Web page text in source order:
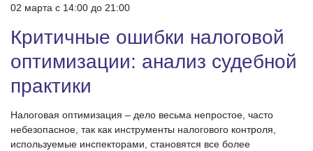
02 марта c 14:00 до 21:00
Критичные ошибки налоговой
оптимизации: анализ судебной
практики
Налоговая оптимизация – дело весьма непростое, часто
небезопасное, так как инструменты налогового контроля,
используемые инспекторами, становятся все более